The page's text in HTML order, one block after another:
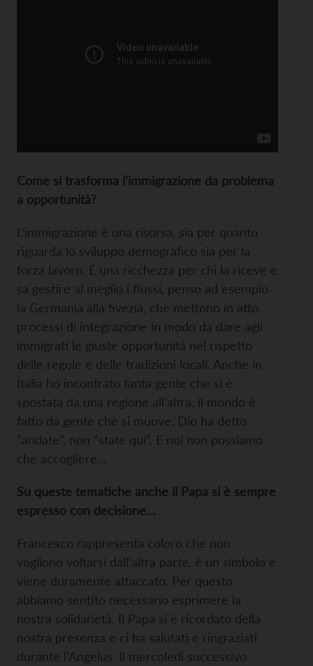
Come si trasforma l’immigrazione da problema
a opportunità?
L’immigrazione è una risorsa, sia per quanto
riguarda lo sviluppo demografico sia per la
forza lavoro. È una ricchezza per chi la riceve e
sa gestire al meglio i flussi, penso ad esempio
la Germania alla Svezia, che mettono in atto
processi di integrazione in modo da dare agli
immigrati le giuste opportunità nel rispetto
delle regole e delle tradizioni locali. Anche in
Italia ho incontrato tanta gente che si è
spostata da una regione all’altra, il mondo è
fatto da gente che si muove, Dio ha detto
“andate”, non “state qui”. E noi non possiamo
che accogliere…
Su queste tematiche anche il Papa si è sempre
espresso con decisione…
Francesco rappresenta coloro che non
vogliono voltarsi dall’altra parte, è un simbolo e
viene duramente attaccato. Per questo
abbiamo sentito necessario esprimere la
nostra solidarietà. Il Papa si è ricordato della
nostra presenza e ci ha salutati e ringraziati
durante l’Angelus. Il mercoledì successivo